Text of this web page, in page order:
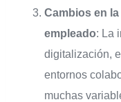
Cambios en
empleado: La
digitalización,
entornos
muchas